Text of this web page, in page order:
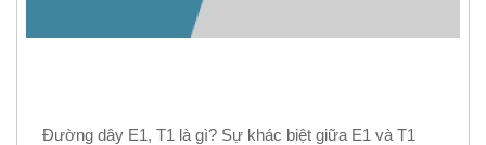
Đường dây E1, T1 là gì? Sự khác biệt giữa E1 và T1